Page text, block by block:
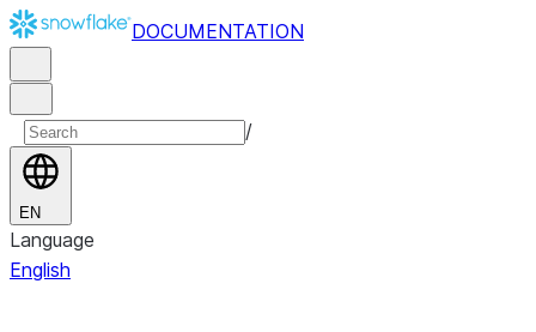
DOCUMENTATION
/
EN
Language
English